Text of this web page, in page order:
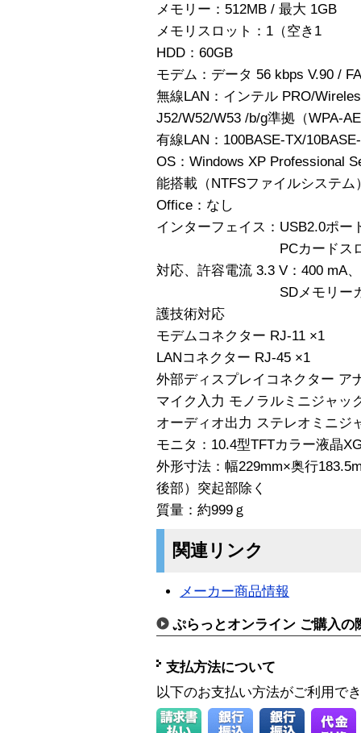
メモリー：512MB / 最大 1GB
メモリスロット：1（空き1
HDD：60GB
モデム：データ 56 kbps V.90 /
無線LAN：インテル PRO/
J52/W52/W53 /b/g準拠（WPA-
有線LAN：100BASE-TX/
OS：Windows XP Professional
能搭載（NTFSファイルシステム
Office：なし
インターフェイス：USB2.0ポー
PCカードスロット
対応、許容電流 3.3 V：400 mA
SDメモリーカードス
護技術対応
モデムコネクター RJ-11 ×1
LANコネクター RJ-45 ×1
外部ディスプレイコネクター ア
マイク入力 モノラルミニジャッ
オーディオ出力 ステレオミニジ
モニタ：10.4型TFTカラー液晶
外形寸法：幅229mm×奥行
後部）突起部除く
質量：約999ｇ
関連リンク
メーカー商品情報
ぷらっとオンライン ご購入の
支払方法について
以下のお支払い方法がご利用で